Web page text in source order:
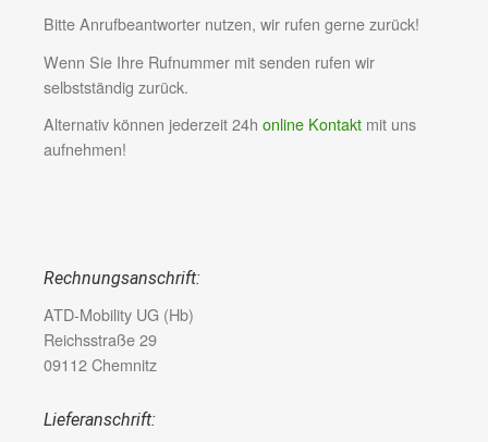
Bitte Anrufbeantworter nutzen, wir rufen gerne zurück!
Wenn Sie Ihre Rufnummer mit senden rufen wir
selbstständig zurück.
Alternativ können jederzeit 24h online Kontakt mit uns
aufnehmen!
Rechnungsanschrift:
ATD-Mobility UG (Hb)
Reichsstraße 29
09112 Chemnitz
Lieferanschrift: